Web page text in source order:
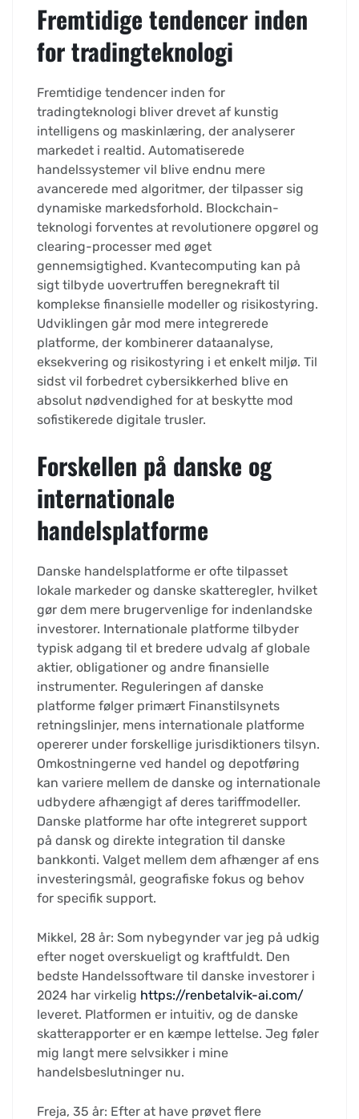
Fremtidige tendencer inden
for tradingteknologi
Fremtidige tendencer inden for
tradingteknologi bliver drevet af kunstig
intelligens og maskinlæring, der analyserer
markedet i realtid. Automatiserede
handelssystemer vil blive endnu mere
avancerede med algoritmer, der tilpasser sig
dynamiske markedsforhold. Blockchain-
teknologi forventes at revolutionere opgørel og
clearing-processer med øget
gennemsigtighed. Kvantecomputing kan på
sigt tilbyde uovertruffen beregnekraft til
komplekse finansielle modeller og risikostyring.
Udviklingen går mod mere integrerede
platforme, der kombinerer dataanalyse,
eksekvering og risikostyring i et enkelt miljø. Til
sidst vil forbedret cybersikkerhed blive en
absolut nødvendighed for at beskytte mod
sofistikerede digitale trusler.
Forskellen på danske og
internationale
handelsplatforme
Danske handelsplatforme er ofte tilpasset
lokale markeder og danske skatteregler, hvilket
gør dem mere brugervenlige for indenlandske
investorer. Internationale platforme tilbyder
typisk adgang til et bredere udvalg af globale
aktier, obligationer og andre finansielle
instrumenter. Reguleringen af danske
platforme følger primært Finanstilsynets
retningslinjer, mens internationale platforme
opererer under forskellige jurisdiktioners tilsyn.
Omkostningerne ved handel og depotføring
kan variere mellem de danske og internationale
udbydere afhængigt af deres tariffmodeller.
Danske platforme har ofte integreret support
på dansk og direkte integration til danske
bankkonti. Valget mellem dem afhænger af ens
investeringsmål, geografiske fokus og behov
for specifik support.
Mikkel, 28 år: Som nybegynder var jeg på udkig
efter noget overskueligt og kraftfuldt. Den
bedste Handelssoftware til danske investorer i
2024 har virkelig https://renbetalvik-ai.com/
leveret. Platformen er intuitiv, og de danske
skatterapporter er en kæmpe lettelse. Jeg føler
mig langt mere selvsikker i mine
handelsbeslutninger nu.
Freja, 35 år: Efter at have prøvet flere